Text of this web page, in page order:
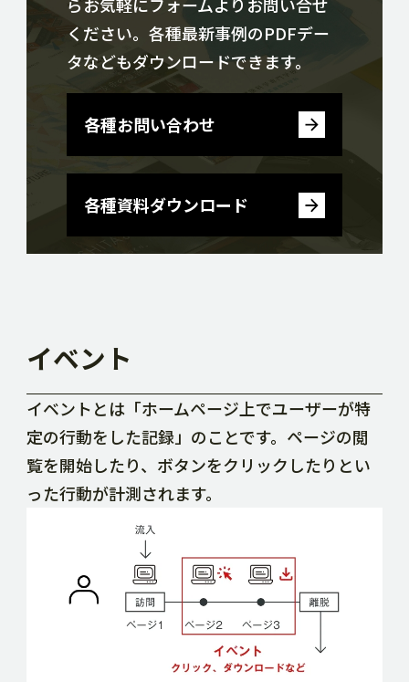
ください。各種最新事例のPDFデー
タなどもダウンロードできます。
各種お問い合わせ
各種資料ダウンロード
イベント
イベントとは「ホームページ上でユーザーが特
定の行動をした記録」のことです。ページの閲
覧を開始したり、ボタンをクリックしたりとい
った行動が計測されます。